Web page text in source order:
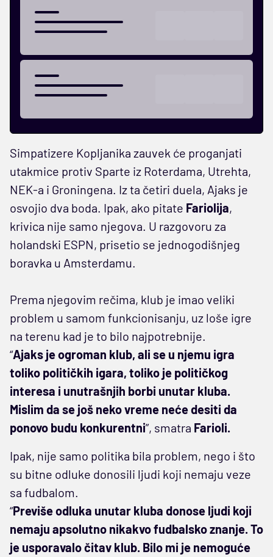
Simpatizere Kopljanika zauvek će proganjati
utakmice protiv Sparte iz Roterdama, Utrehta,
NEK-a i Groningena. Iz ta četiri duela, Ajaks je
osvojio dva boda. Ipak, ako pitate Fariolija,
krivica nije samo njegova. U razgovoru za
holandski ESPN, prisetio se jednogodišnjeg
boravka u Amsterdamu.
Prema njegovim rečima, klub je imao veliki
problem u samom funkcionisanju, uz loše igre
na terenu kad je to bilo najpotrebnije.
“Ajaks je ogroman klub, ali se u njemu igra
toliko političkih igara, toliko je političkog
interesa i unutrašnjih borbi unutar kluba.
Mislim da se još neko vreme neće desiti da
ponovo budu konkurentni”, smatra Farioli.
Ipak, nije samo politika bila problem, nego i što
su bitne odluke donosili ljudi koji nemaju veze
sa fudbalom.
“Previše odluka unutar kluba donose ljudi koji
nemaju apsolutno nikakvo fudbalsko znanje. To
je usporavalo čitav klub. Bilo mi je nemoguće